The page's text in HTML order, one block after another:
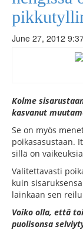
June 27, 2012
Kolme
kasvanut
Se on myös
poikasasustaan.
sillä on
Valitettavasti
kuin
lainkaan sen
Voiko olla, että
puolisonsa